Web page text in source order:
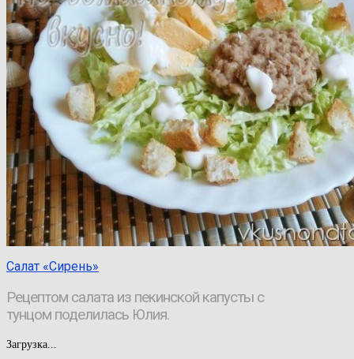
Салат «Сирень»
Рецептом салата из пекинской капусты с
тунцом поделилась Юлия.
Загрузка...